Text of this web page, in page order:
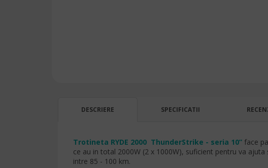
DESCRIERE SPECIFICATII
Trotineta RYDE 2000 ThunderStrike - seria 10” face
ce au in total 2000W (2 x 1000W), suficient pentru va
intre 85 - 100 km.